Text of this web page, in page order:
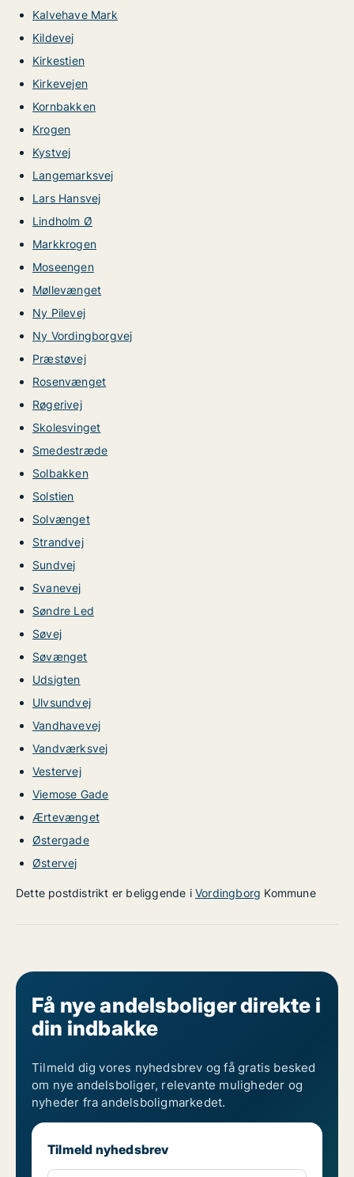
Kalvehave Mark
Kildevej
Kirkestien
Kirkevejen
Kornbakken
Krogen
Kystvej
Langemarksvej
Lars Hansvej
Lindholm Ø
Markkrogen
Moseengen
Møllevænget
Ny Pilevej
Ny Vordingborgvej
Præstøvej
Rosenvænget
Røgerivej
Skolesvinget
Smedestræde
Solbakken
Solstien
Solvænget
Strandvej
Sundvej
Svanevej
Søndre Led
Søvej
Søvænget
Udsigten
Ulvsundvej
Vandhavevej
Vandværksvej
Vestervej
Viemose Gade
Ærtevænget
Østergade
Østervej
Dette postdistrikt er beliggende i Vordingborg Kommune
Få nye andelsboliger direkte i
din indbakke
Tilmeld dig vores nyhedsbrev og få gratis besked
om nye andelsboliger, relevante muligheder og
nyheder fra andelsboligmarkedet.
Tilmeld nyhedsbrev